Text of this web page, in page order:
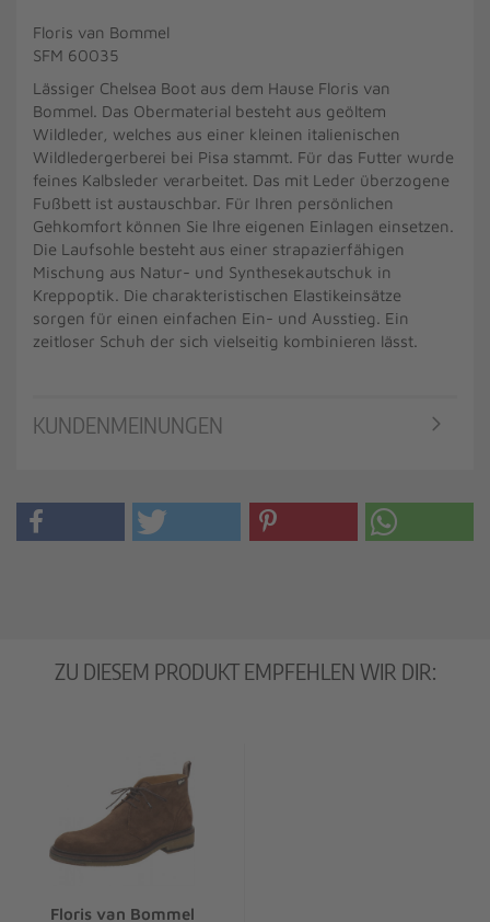
Floris van Bommel
SFM 60035
Lässiger Chelsea Boot aus dem Hause Floris van
Bommel. Das Obermaterial besteht aus geöltem
Wildleder, welches aus einer kleinen italienischen
Wildledergerberei bei Pisa stammt. Für das Futter wurde
feines Kalbsleder verarbeitet. Das mit Leder überzogene
Fußbett ist austauschbar. Für Ihren persönlichen
Gehkomfort können Sie Ihre eigenen Einlagen einsetzen.
Die Laufsohle besteht aus einer strapazierfähigen
Mischung aus Natur- und Synthesekautschuk in
Kreppoptik. Die charakteristischen Elastikeinsätze
sorgen für einen einfachen Ein- und Ausstieg. Ein
zeitloser Schuh der sich vielseitig kombinieren lässt.
KUNDENMEINUNGEN
ZU DIESEM PRODUKT EMPFEHLEN WIR DIR:
Floris van Bommel